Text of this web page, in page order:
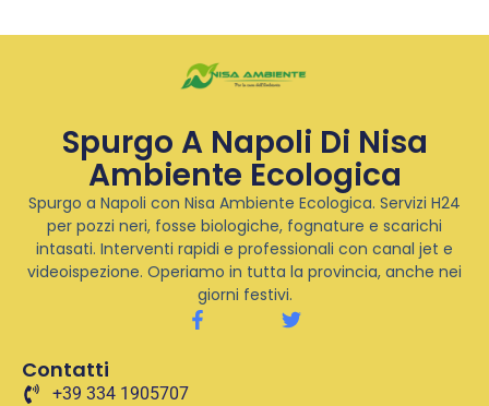
Spurgo A Napoli Di Nisa
Ambiente Ecologica
Spurgo a Napoli con Nisa Ambiente Ecologica. Servizi H24
per pozzi neri, fosse biologiche, fognature e scarichi
intasati. Interventi rapidi e professionali con canal jet e
videoispezione. Operiamo in tutta la provincia, anche nei
giorni festivi.
Contatti
+39 334 1905707